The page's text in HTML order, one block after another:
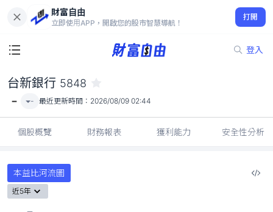
財富自由
立即使用APP，開啟您的股市智慧導航！
打開
登入
-
台新銀行 5848
- - 最近更新時間： 2026/08/09 02:44
個股概覽 財務報表 獲利能力 安全性分析
本益比河流圖
近5年